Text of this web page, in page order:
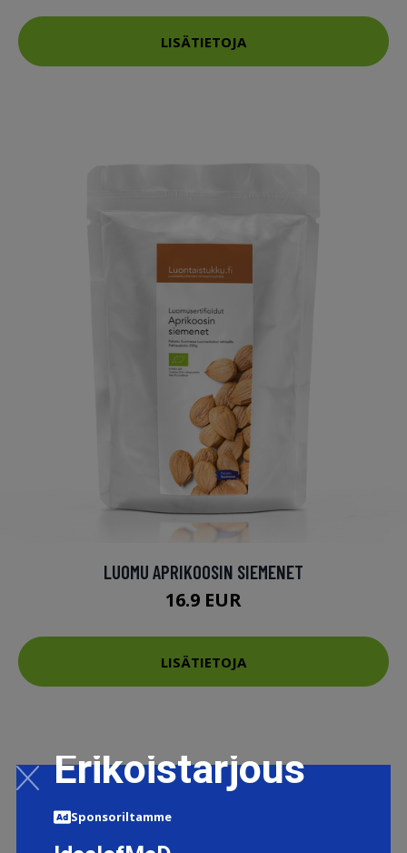
LISÄTIETOJA
LUOMU APRIKOOSIN SIEMENET
16.9 EUR
LISÄTIETOJA
Erikoistarjous
Sponsoriltamme